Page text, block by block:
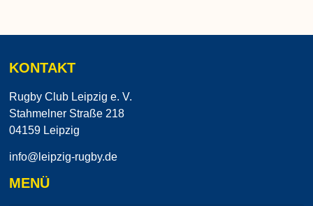
KONTAKT
Rugby Club Leipzig e. V.
Stahmelner Straße 218
04159 Leipzig
info@leipzig-rugby.de
MENÜ